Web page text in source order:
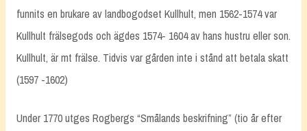
funnits en brukare av landbogodset Kullhult, men 1562-1574 var
Kullhult frälsegods och ägdes 1574- 1604 av hans hustru eller son.
Kullhult, är mt frälse. Tidvis var gården inte i stånd att betala skatt
(1597 -1602)
Under 1770 utges Rogbergs “Smålands beskrifning” (tio år efter